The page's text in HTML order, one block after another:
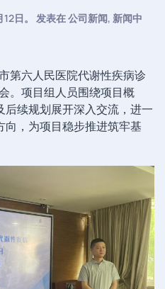
日。 发表在公司新闻, 新闻中
第六人民医院代谢性疾病诊
。项目组人员围绕项目概
续规划展开深入交流，进一
，为项目稳步推进筑牢基